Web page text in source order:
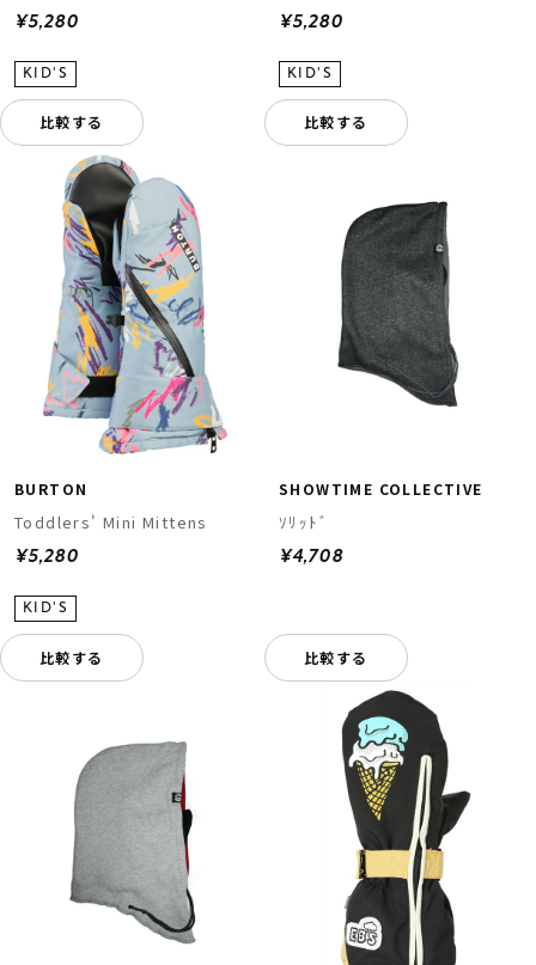
¥5,280
比較する
¥5,280
比較する
BURTON
Toddlers' Mini Mittens
¥5,280
比較する
SHOWTIME COLLECTIVE
ｿﾘｯﾄﾞ
¥4,708
比較する